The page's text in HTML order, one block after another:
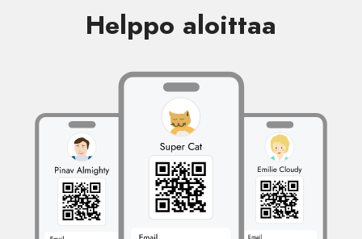
Helppo aloittaa